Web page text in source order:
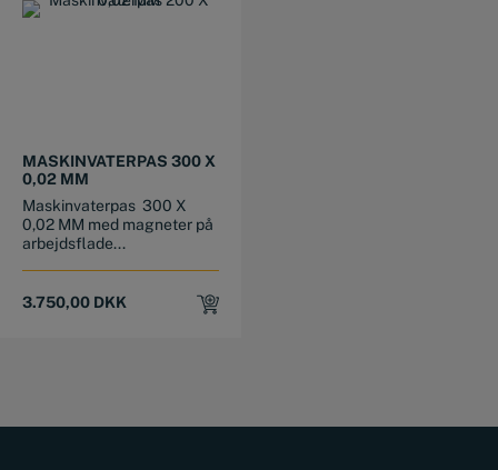
MASKINVATERPAS 300 X
0,02 MM
Maskinvaterpas 300 X
0,02 MM med magneter på
arbejdsflade...
3.750,00 DKK